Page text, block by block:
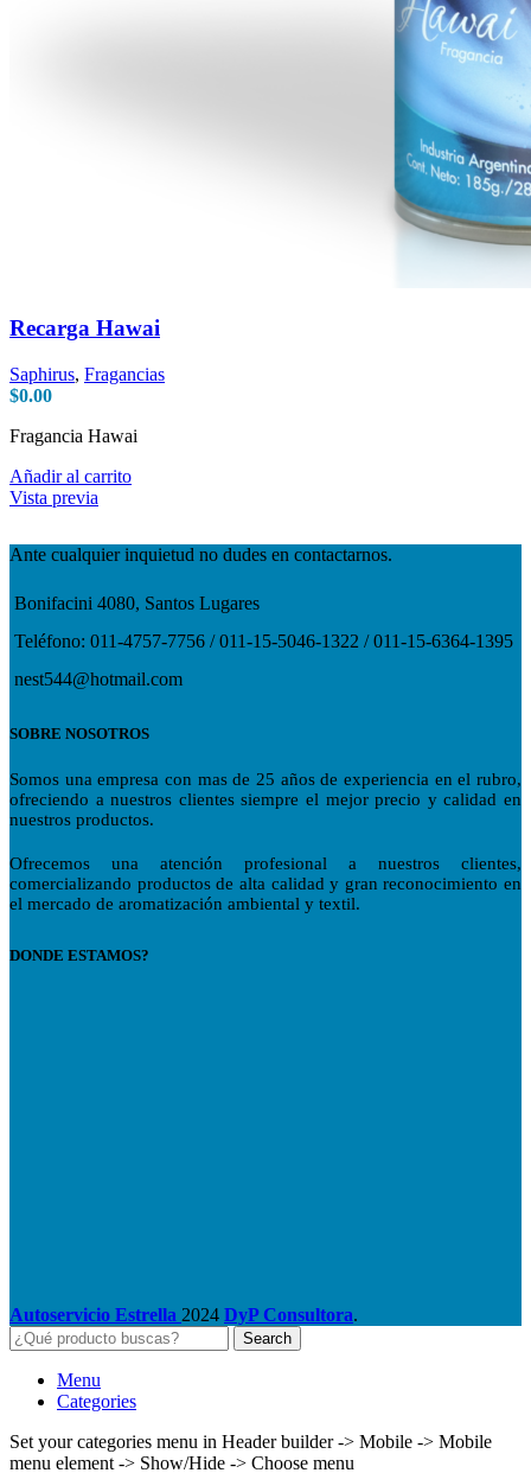
Recarga Hawai
Saphirus, Fragancias
$0.00
Fragancia Hawai
Añadir al carrito
Vista previa
Ante cualquier inquietud no dudes en contactarnos.
Bonifacini 4080, Santos Lugares
Teléfono: 011-4757-7756 / 011-15-5046-1322 / 011-15-6364-1395
nest544@hotmail.com
SOBRE NOSOTROS
Somos una empresa con mas de 25 años de experiencia en el rubro,
ofreciendo a nuestros clientes siempre el mejor precio y calidad en
nuestros productos.
Ofrecemos una atención profesional a nuestros clientes,
comercializando productos de alta calidad y gran reconocimiento en
el mercado de aromatización ambiental y textil.
DONDE ESTAMOS?
Autoservicio Estrella 2024 DyP Consultora.
Search
Menu
Categories
Set your categories menu in Header builder -> Mobile -> Mobile
menu element -> Show/Hide -> Choose menu